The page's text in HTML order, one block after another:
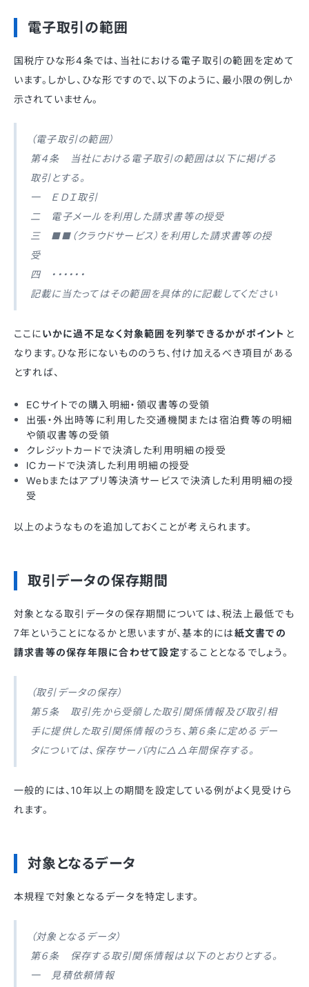
電子取引の範囲
国税庁ひな形4条では、当社における電子取引の範囲を定めて
います。しかし、ひな形ですので、以下のように、最小限の例しか
示されていません。
（電子取引の範囲）
第４条 当社における電子取引の範囲は以下に掲げる
取引とする。
一 ＥＤＩ取引
二 電子メールを利用した請求書等の授受
三 ■■（クラウドサービス）を利用した請求書等の授
受
四 ・・・・・・
記載に当たってはその範囲を具体的に記載してください
ここにいかに過不足なく対象範囲を列挙できるかがポイント と
なります。ひな形にないもののうち、付け加えるべき項目がある
とすれば、
ECサイトでの購入明細・領収書等の受領
出張・外出時等に利用した交通機関または宿泊費等の明細
や領収書等の受領
クレジットカードで決済した利用明細の授受
ICカードで決済した利用明細の授受
Webまたはアプリ等決済サービスで決済した利用明細の授
受
以上のようなものを追加しておくことが考えられます。
取引データの保存期間
対象となる取引データの保存期間については、税法上最低でも
7年ということになるかと思いますが、基本的には紙文書での
請求書等の保存年限に合わせて設定することとなるでしょう。
（取引データの保存）
第５条 取引先から受領した取引関係情報及び取引相
手に提供した取引関係情報のうち、第６条に定めるデー
タについては、保存サーバ内に△△年間保存する。
一般的には、10年以上の期間を設定している例がよく見受けら
れます。
対象となるデータ
本規程で対象となるデータを特定します。
（対象となるデータ）
第６条 保存する取引関係情報は以下のとおりとする。
一 見積依頼情報